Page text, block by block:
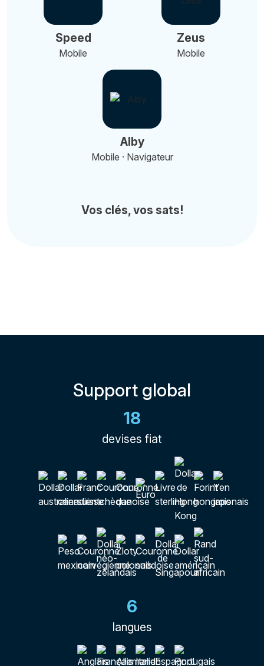
Speed
Mobile
Zeus
Mobile
Alby
Mobile · Navigateur
Vos clés, vos sats!
Support global
18
devises fiat
6
langues